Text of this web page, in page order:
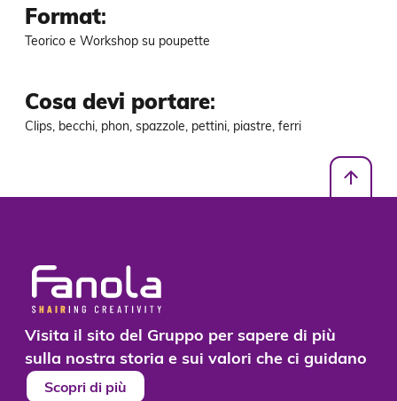
Format:
Teorico e Workshop su poupette
Cosa devi portare:
Clips, becchi, phon, spazzole, pettini, piastre, ferri
Visita il sito del Gruppo per sapere di più
sulla nostra storia e sui valori che ci guidano
Scopri di più